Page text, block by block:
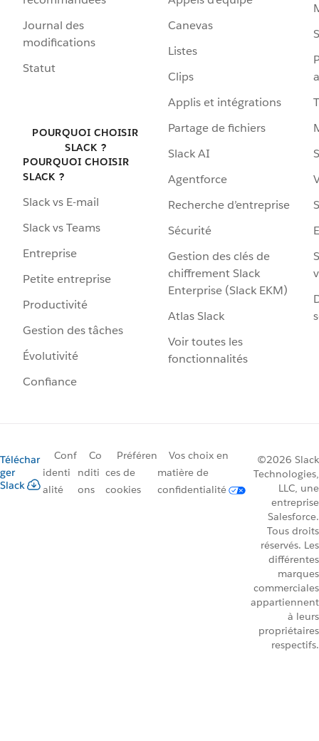
Journal des
modifications
Statut
POURQUOI CHOISIR
SLACK ?
POURQUOI CHOISIR
SLACK ?
Slack vs E-mail
Slack vs Teams
Entreprise
Petite entreprise
Productivité
Gestion des tâches
Évolutivité
Confiance
Canevas
Listes
Clips
Applis et intégrations
Partage de fichiers
Slack AI
Agentforce
Recherche d’entreprise
Sécurité
Gestion des clés de
chiffrement Slack
Enterprise (Slack EKM)
Atlas Slack
Voir toutes les
fonctionnalités
Téléchar
ger
Slack
Conf
identi
alité
Co
nditi
ons
Préféren
ces de
cookies
Vos choix en
matière de
confidentialité
©2026 Slack
Technologies,
LLC, une
entreprise
Salesforce.
Tous droits
réservés. Les
différentes
marques
commerciales
appartiennent
à leurs
propriétaires
respectifs.